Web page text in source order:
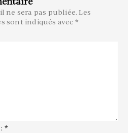
ne sera pas publiée. Les
sont indiqués avec *
*